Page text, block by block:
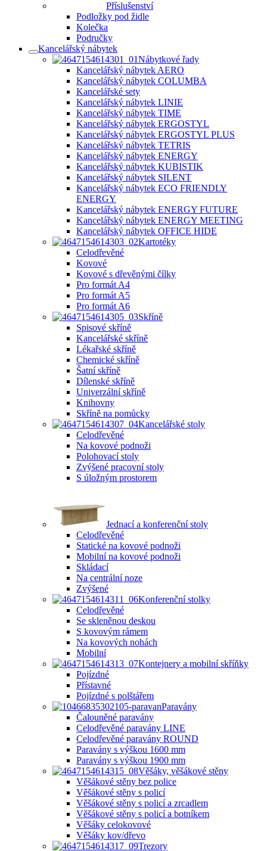
Příslušenství
Podložky pod židle
Kolečka
Područky
Kancelářský nábytek
Nábytkové řady
Kancelářský nábytek AERO
Kancelářský nábytek COLUMBA
Kancelářské sety
Kancelářský nábytek LINIE
Kancelářský nábytek TIME
Kancelářský nábytek ERGOSTYL
Kancelářský nábytek ERGOSTYL PLUS
Kancelářský nábytek TETRIS
Kancelářský nábytek ENERGY
Kancelářský nábytek KUBISTIK
Kancelářský nábytek SILENT
Kancelářský nábytek ECO FRIENDLY
ENERGY
Kancelářský nábytek ENERGY FUTURE
Kancelářský nábytek ENERGY MEETING
Kancelářský nábytek OFFICE HIDE
Kartotéky
Celodřevěné
Kovové
Kovové s dřevěnými čílky
Pro formát A4
Pro formát A5
Pro formát A6
Skříně
Spisové skříně
Kancelářské skříně
Lékařské skříně
Chemické skříně
Šatní skříně
Dílenské skříně
Univerzální skříně
Knihovny
Skříně na pomůcky
Kancelářské stoly
Celodřevěné
Na kovové podnoži
Polohovací stoly
Zvýšené pracovní stoly
S úložným prostorem
Jednací a konferenční stoly
Celodřevěné
Statické na kovové podnoži
Mobilní na kovové podnoži
Skládací
Na centrální noze
Zvýšené
Konferenční stolky
Celodřevěné
Se skleněnou deskou
S kovovým rámem
Na kovových nohách
Mobilní
Kontejnery a mobilní skříňky
Pojízdné
Přístavné
Pojízdné s polštářem
Paravány
Čalouněné paravány
Celodřevěné paravány LINE
Celodřevěné paravány ROUND
Paravány s výškou 1600 mm
Paravány s výškou 1900 mm
Věšáky, věšákové stěny
Věšákové stěny bez police
Věšákové stěny s policí
Věšákové stěny s policí a zrcadlem
Věšákové stěny s policí a botníkem
Věšáky celokovové
Věšáky kov/dřevo
Trezory